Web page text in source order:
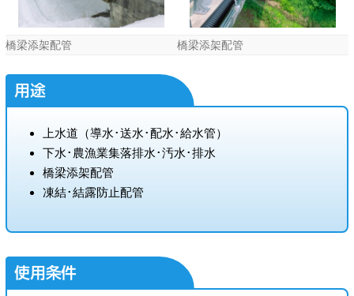
橋梁添架配管 橋梁添架配管
用途
上水道（導水･送水･配水･給水管）
下水･農漁業集落排水･汚水･排水
橋梁添架配管
凍結･結露防止配管
使用条件